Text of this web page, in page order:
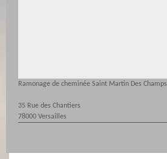
Ramonage de cheminée Saint Martin Des Champs
35 Rue des Chantiers
78000 Versailles